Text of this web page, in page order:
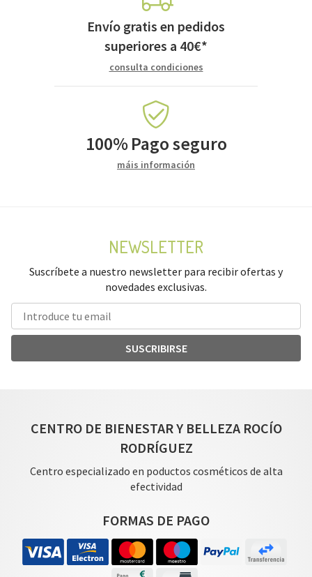
Envío gratis en pedidos
superiores a 40€*
consulta condiciones
100%Pago seguro
máis información
NEWSLETTER
Suscríbete a nuestro newsletter para recibir ofertas y
novedades exclusivas.
SUSCRIBIRSE
CENTRO DE BIENESTAR Y BELLEZA ROCÍO
RODRÍGUEZ
Centro especializado en poductos cosméticos de alta
efectividad
FORMAS DE PAGO